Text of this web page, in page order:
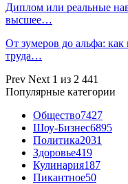
Диплом или реальные
высшее…
От зумеров до альфа:
труда…
Prev Next 1 из 2 441
Популярные категории
Общество7427
Шоу-Бизнес6895
Политика2031
Здоровье419
Кулинария187
Пикантное50